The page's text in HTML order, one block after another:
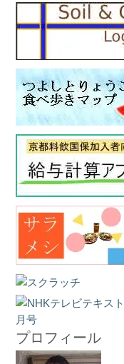
プロフィール